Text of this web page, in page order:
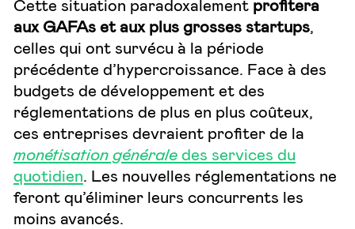
Cette situation paradoxalement profitera
aux GAFAs et aux plus grosses startups,
celles qui ont survécu à la période
précédente d’hypercroissance. Face à des
budgets de développement et des
réglementations de plus en plus coûteux,
ces entreprises devraient profiter de la
monétisation générale des services du
quotidien. Les nouvelles réglementations ne
feront qu’éliminer leurs concurrents les
moins avancés.